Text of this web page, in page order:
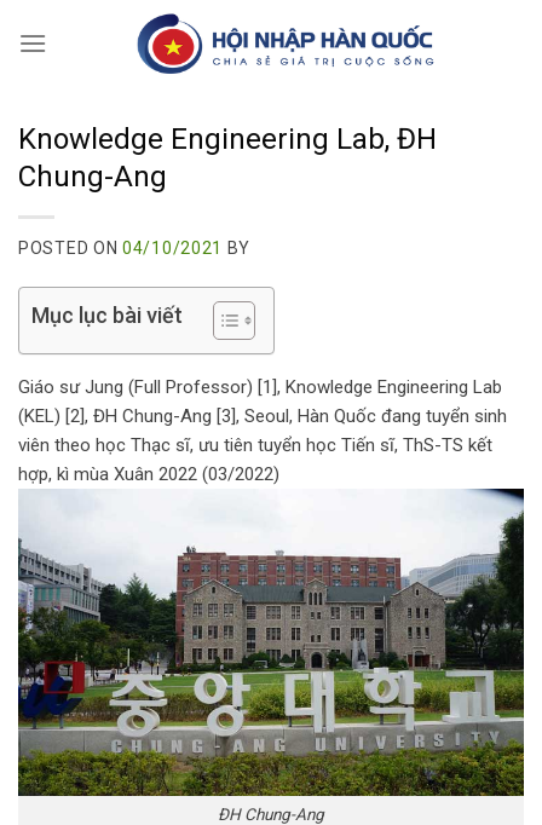
Knowledge Engineering Lab, ĐH
Chung-Ang
POSTED ON 04/10/2021 BY
Mục lục bài viết
Giáo sư Jung (Full Professor) [1], Knowledge Engineering Lab
(KEL) [2], ĐH Chung-Ang [3], Seoul, Hàn Quốc đang tuyển sinh
viên theo học Thạc sĩ, ưu tiên tuyển học Tiến sĩ, ThS-TS kết
hợp, kì mùa Xuân 2022 (03/2022)
ĐH Chung-Ang